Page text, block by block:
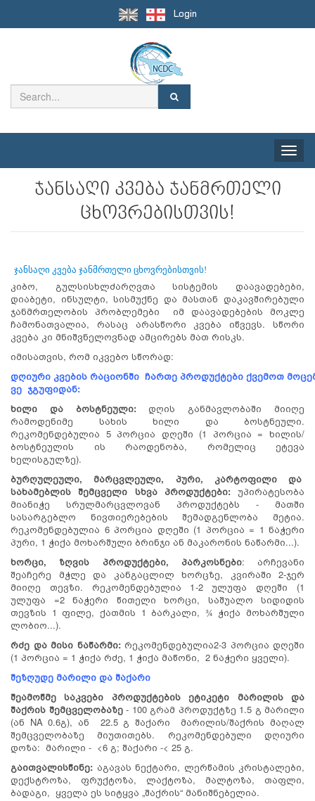
Login
Toggle
ჯანსაღი კვება ჯანმრთელი
ცხოვრებისთვის!
ჯანსაღი კვება ჯანმრთელი ცხოვრებისთვის!
კიბო, გულსისხლძარღვთა სისტემის დაავადებები,
დიაბეტი, ინსულტი, სისმუქნე და მასთან დაკავშირებული
ჯანმრთელობის პრობლემები იმ დაავადებების მოკლე
ჩამონათვალია, რასაც არასწორი კვება იწვევს. სწორი
კვება კი მნიშვნელოვნად ამცირებს მათ რისკს.
იმისათვის, რომ იკვებო სწორად:
დღიური კვების რაციონში ჩართე პროდუქტები ქვემოთ
ვე ჯგუფიდან:
ხილი და ბოსტნეული:დღის განმავლობაში მიიღე
რამოდენიმე სახის ხილი და ბოსტნეული.
რეკომენდებულია 5 პორცია დღეში (1 პორცია = ხილის/
ბოსტნეულის ის რაოდენობა, რომელიც ეტევა
ხელისგულზე).
ბურღულეული, მარცვლეული, პური, კარტოფილი და
სახამებლის შემცველი სხვა პროდუქტები:უპირატესობა
მიანიჭე სრულმარცვლოვან პროდუქტებს - მათში
სასარგებლო ნივთიერებების შემადგენლობა მეტია.
რეკომენდებულია 6 პორცია დღეში (1 პორცია = 1 ნაჭერი
პური, 1 ჭიქა მოხარშული ბრინჯი ან მაკარონის ნაწარმი...).
ხორცი, ზღვის პროდუქტები, პარკოსნები: არჩევანი
შეაჩერე მჭლე და კანგაცლილ ხორცზე, კვირაში 2-ჯერ
მიიღე თევზი. რეკომენდებულია 1-2 ულუფა დღეში (1
ულუფა =2 ნაჭერი წითელი ხორცი, საშუალო სიდიდის
თევზის 1 ფილე, ქათმის 1 ბარკალი, ¾ ჭიქა მოხარშული
ლობიო...).
რძე და მისი ნაწარმი: რეკომენდებულია2-3 პორცია დღეში
(1 პორცია = 1 ჭიქა რძე, 1 ჭიქა მაწონი, 2 ნაჭერი ყველი).
შეზღუდე მარილი და შაქარი
შეამოწმესაკვები პროდუქტების ეტიკეტი მარილის და
შაქრის შემცველობაზე- 100 გრამ პროდუქტზე 1.5 გ მარილი
(ან NA 0.6გ), ან 22.5 გ შაქარი მარილის/შაქრის მაღალ
შემცველობაზე მიუთითებს. რეკომენდებული დღიური
დოზა: მარილი - <6 გ; შაქარი -< 25 გ.
გაითვალისწინე: აგავას ნექტარი, ლერწამის კრისტალები,
დექსტროზა, ფრუქტოზა, ლაქტოზა, მალტოზა, თაფლი,
ბადაგი, ყველა ეს სიტყვა „შაქრის“ მანიშნებელია.